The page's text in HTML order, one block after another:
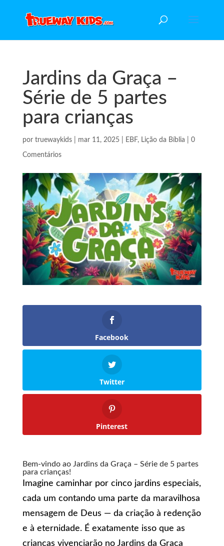
Jardins da Graça –
Série de 5 partes
para crianças
por truewaykids| mar 11, 2025| EBF, Lição da Bíblia 0
Comentários
Facebook
Twitter
Pinterest
Bem-vindo ao Jardins da Graça – Série de 5 partes
para crianças!
Imagine caminhar por cinco jardins especiais,
cada um contando uma parte da maravilhosa
mensagem de Deus — da criação à redenção
e à eternidade. É exatamente isso que as
crianças vivenciarão no Jardins da Graça